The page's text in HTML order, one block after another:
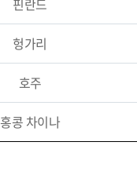
핀란드
헝가리
호주
홍콩 차이나